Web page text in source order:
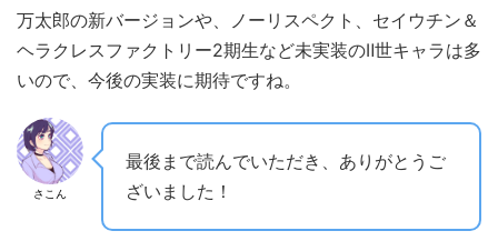
万太郎の新バージョンや、ノーリスペクト、セイウチン＆
ヘラクレスファクトリー2期生など未実装のⅡ世キャラは多
いので、今後の実装に期待ですね。
さこん
最後まで読んでいただき、ありがとうご
ざいました！